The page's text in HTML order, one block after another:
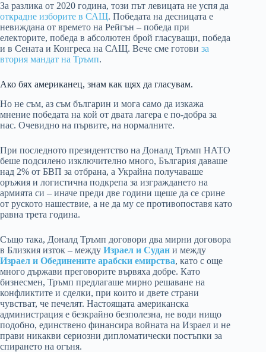
За разлика от 2020 година, този път левицата не успя да
открадне изборите в САЩ. Победата на десницата е
невиждана от времето на Рейгън – победа при
електорите, победа в абсолютен брой гласуващи, победа
и в Сената и Конгреса на САЩ. Вече сме готови за
втория мандат на Тръмп.
Ако бях американец, знам как щях да гласувам.
Но не съм, аз съм българин и мога само да изкажа
мнение победата на кой от двата лагера е по-добра за
нас. Очевидно на първите, на нормалните.
При последното президентство на Доналд Тръмп НАТО
беше подсилено изключително много, България даваше
над 2% от БВП за отбрана, а Украйна получаваше
оръжия и логистична подкрепа за изграждането на
армията си – иначе преди две години щеше да се срине
от руското нашествие, а не да му се противопоставя като
равна трета година.
Също така, Доналд Тръмп договори два мирни договора
в Близкия изток – между Израел и Судан и между
Израел и Обединените арабски емирства, като с още
много държави преговорите вървяха добре. Като
бизнесмен, Тръмп предлагаше мирно решаване на
конфликтите и сделки, при които и двете страни
чувстват, че печелят. Настоящата американска
администрация е безкрайно безполезна, не води нищо
подобно, единствено финансира войната на Израел и не
прави никакви сериозни дипломатически постъпки за
спирането на огъня.